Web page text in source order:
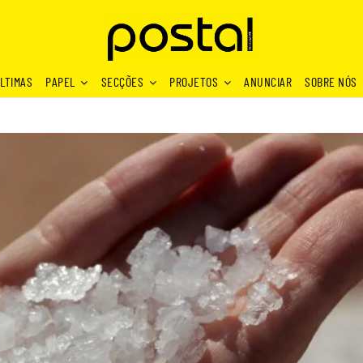
PAPEL SECÇÕES PROJETOS ANUNCIAR SOBRE NÓS